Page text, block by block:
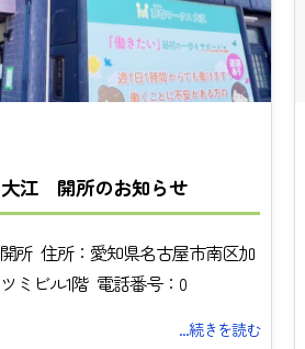
江 開所のお知らせ
所 住所：愛知県名古屋市南区加
ミビル1階 電話番号：0
...続きを読む